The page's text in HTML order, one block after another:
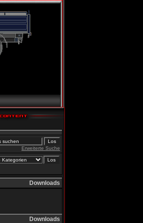
Erweiterte Suche
Downloads
Downloads